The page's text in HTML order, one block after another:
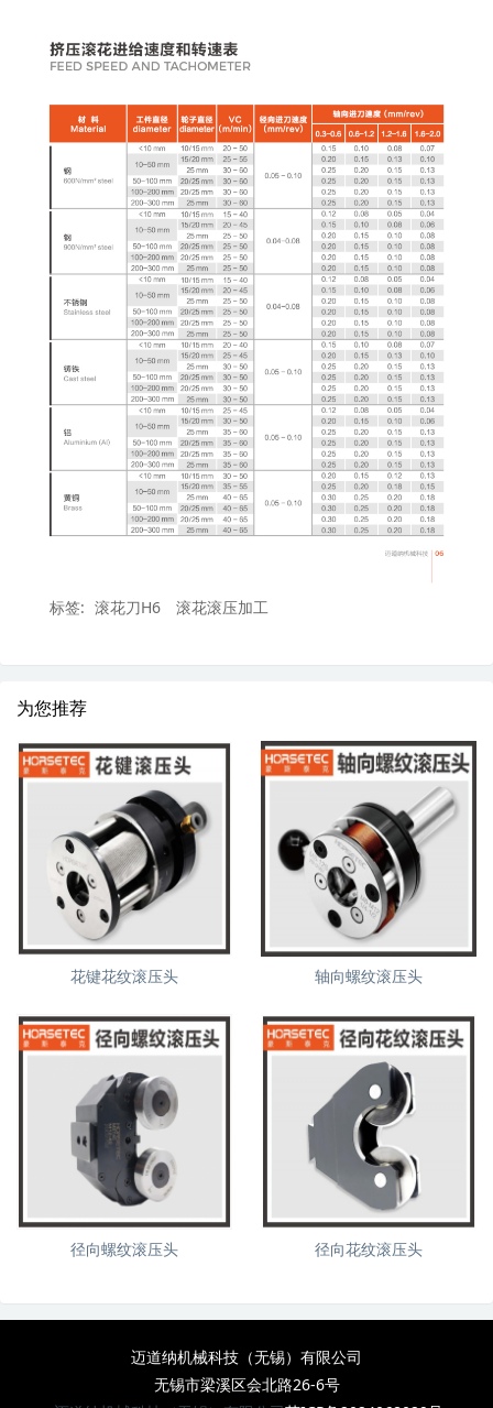
标签: 滚花刀H6 滚花滚压加工
为您推荐
花键花纹滚压头 轴向螺纹滚压头
径向螺纹滚压头 径向花纹滚压头
迈道纳机械科技（无锡）有限公司
无锡市梁溪区会北路26-6号